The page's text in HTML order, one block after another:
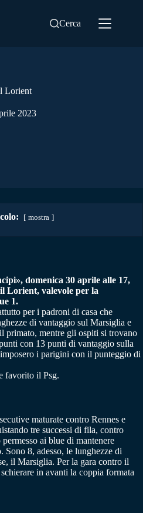
Cerca
Lorient
2023
mostra
domenica 30 aprile alle 17,
Lorient, valevole per la
1.
per i padroni di casa che
di vantaggio sul Marsiglia e
primato, mentre gli ospiti si trovano
con 13 punti di vantaggio sulla
i parigini con il punteggio di
favorito il Psg.
maturate contro Rennes e
tre successi di fila, contro
ai blue di mantenere
Sono 8, adesso, le lunghezze di
il Marsiglia. Per la gara contro il
in avanti la coppia formata